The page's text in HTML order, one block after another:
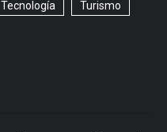
Tecnología Turismo